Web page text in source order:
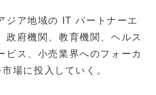
ジア地域の IT パートナーエ
政府機関、教育機関、ヘルス
ビス、小売業界へのフォーカ
場に投入していく。